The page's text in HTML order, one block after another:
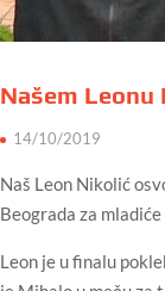
Našem
14/10/2019
Naš Leon Nikolić
Beograda za
Leon je u finalu